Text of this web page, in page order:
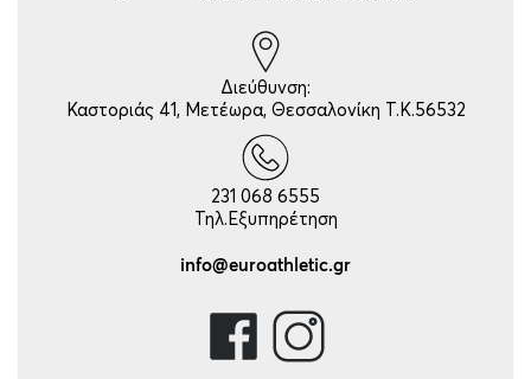
Διεύθυνση:
Καστοριάς 41, Μετέωρα, Θεσσαλονίκη Τ.Κ.56532
231 068 6555
Τηλ.Εξυπηρέτηση
info@euroathletic.gr